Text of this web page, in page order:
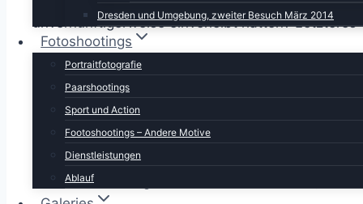
Dresden und Umgebung, zweiter Besuch März 2014
Fotoshootings
Portraitfotografie
Paarshootings
Sport und Action
Footoshootings – Andere Motive
Dienstleistungen
Ablauf
unvernünftigerweise einverleibt hatten?
Tagesziel waren zwei alte Bekannte. Ca. 20
aber mit unserem Nationalparkpass ohne
Wohnmobil gestanden. Damals gab es eine sehr
Das Tal sieht zu Anfang recht nichts sagend aus
durchsetzen. Fragen wie “ist es noch weit?”,